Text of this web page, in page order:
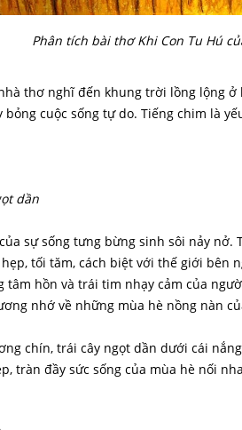
Phân tích bài thơ Khi Con Tu Hú
thơ nghĩ đến khung trời lồng lộng ở
bỏng cuộc sống tự do. Tiếng chim là
dần
sự sống tưng bừng sinh sôi nảy
tối tăm, cách biệt với thế giới bên
tâm hồn và trái tim nhạy cảm của
nhớ về những mùa hè nồng nàn
chín, trái cây ngọt dần dưới cái
tràn đầy sức sống của mùa hè nối